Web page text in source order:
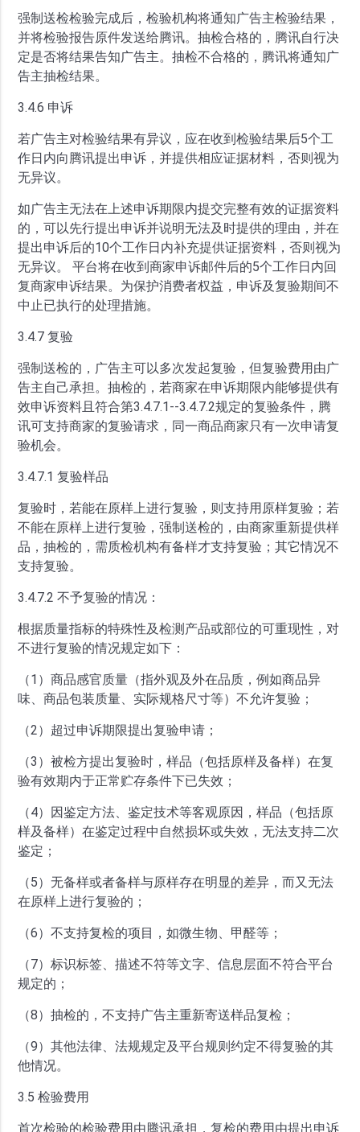
强制送检检验完成后，检验机构将通知广告主检验结果，
并将检验报告原件发送给腾讯。抽检合格的，腾讯自行决
定是否将结果告知广告主。抽检不合格的，腾讯将通知广
告主抽检结果。
3.4.6 申诉
若广告主对检验结果有异议，应在收到检验结果后5个工
作日内向腾讯提出申诉，并提供相应证据材料，否则视为
无异议。
如广告主无法在上述申诉期限内提交完整有效的证据资料
的，可以先行提出申诉并说明无法及时提供的理由，并在
提出申诉后的10个工作日内补充提供证据资料，否则视为
无异议。 平台将在收到商家申诉邮件后的5个工作日内回
复商家申诉结果。为保护消费者权益，申诉及复验期间不
中止已执行的处理措施。
3.4.7 复验
强制送检的，广告主可以多次发起复验，但复验费用由广
告主自己承担。抽检的，若商家在申诉期限内能够提供有
效申诉资料且符合第3.4.7.1--3.4.7.2规定的复验条件，腾
讯可支持商家的复验请求，同一商品商家只有一次申请复
验机会。
3.4.7.1 复验样品
复验时，若能在原样上进行复验，则支持用原样复验；若
不能在原样上进行复验，强制送检的，由商家重新提供样
品，抽检的，需质检机构有备样才支持复验；其它情况不
支持复验。
3.4.7.2 不予复验的情况：
根据质量指标的特殊性及检测产品或部位的可重现性，对
不进行复验的情况规定如下：
（1）商品感官质量（指外观及外在品质，例如商品异
味、商品包装质量、实际规格尺寸等）不允许复验；
（2）超过申诉期限提出复验申请；
（3）被检方提出复验时，样品（包括原样及备样）在复
验有效期内于正常贮存条件下已失效；
（4）因鉴定方法、鉴定技术等客观原因，样品（包括原
样及备样）在鉴定过程中自然损坏或失效，无法支持二次
鉴定；
（5）无备样或者备样与原样存在明显的差异，而又无法
在原样上进行复验的；
（6）不支持复检的项目，如微生物、甲醛等；
（7）标识标签、描述不符等文字、信息层面不符合平台
规定的；
（8）抽检的，不支持广告主重新寄送样品复检；
（9）其他法律、法规规定及平台规则约定不得复验的其
他情况。
3.5 检验费用
首次检验的检验费用由腾讯承担，复检的费用由提出申诉